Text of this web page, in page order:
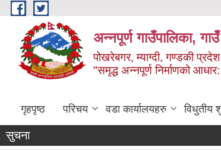
Skip to main content
अन्‍नपूर्ण गाउँपालिका, गाउँ
पोखरेबगर, म्याग्दी, गण्डकी
"समृद्ध अन्‍नपूर्ण निर्माणको आधार:
गृहपृष्ठ परिचय वडा कार्यालयहरु विधुतीय
सुचना